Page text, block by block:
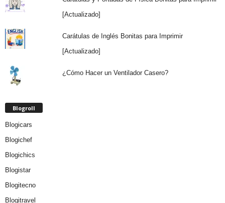
[Actualizado]
Carátulas de Inglés Bonitas para Imprimir
[Actualizado]
¿Cómo Hacer un Ventilador Casero?
Blogroll
Blogicars
Blogichef
Blogichics
Blogistar
Blogitecno
Blogitravel